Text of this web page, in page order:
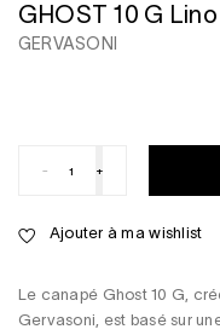
GHOST 10 G
GERVASONI
Le canapé Ghost 10 G,
Gervasoni, est basé sur
- +
Ajouter à ma wishlist